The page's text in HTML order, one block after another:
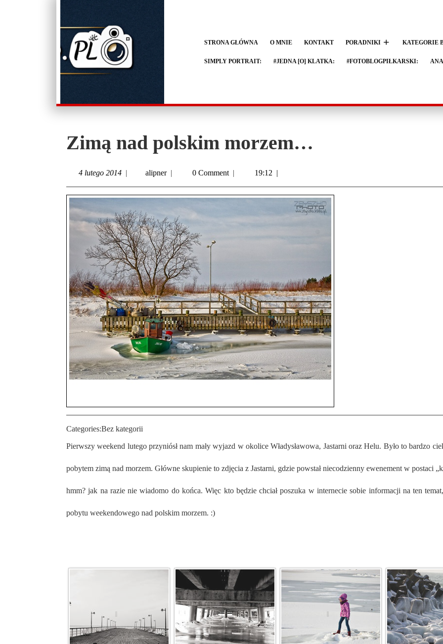
STRONA GŁÓWNA O MNIE KONTAKT PORADNIKI KATEGORIE
SIMPLY PORTRAIT: #JEDNA [O] KLATKA: #FOTOBLOGPIŁKARSKI:
Zimą nad polskim morzem…
4 lutego 2014 | alipner | 0 Comment | 19:12 |
Categories:Bez kategorii
Pierwszy weekend lutego przyniósł nam mały wyjazd w okolice Władysławowa, Jastarni oraz Helu. Było to bardzo ciekawe, a zarazem nowe doświadczenie związane z
pobytem zimą nad morzem. Główne skupienie to zdjęcia z Jastarni, gdzie powstał niecodzienny ewenement w postaci
hmm? jak na razie nie wiadomo do końca. Więc kto będzie chciał poszuka w internecie sobie informacji na ten
pobytu weekendowego nad polskim morzem. :)